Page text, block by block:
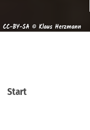
CC-BY-SA © Klaus Herzmann
Start